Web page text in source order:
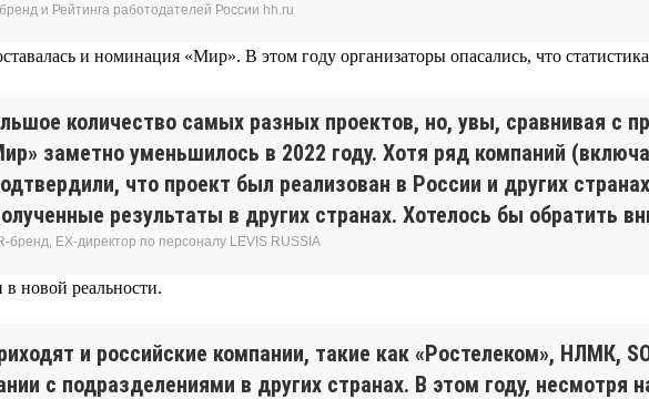
и Рейтинга работодателей России hh.ru
и номинация «Мир». В этом году организаторы опасались, что
количество самых разных проектов, но, увы, сравнивая с
заметно уменьшилось в 2022 году. Хотя ряд компаний
что проект был реализован в России и других
результаты в других странах. Хотелось бы обратить
EX-директор по персоналу LEVIS RUSSIA
новой реальности.
и российские компании, такие как «Ростелеком», НЛМК,
с подразделениями в других странах. В этом году, несмотря